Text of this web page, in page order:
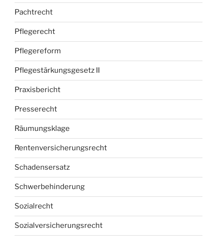
Pachtrecht
Pflegerecht
Pflegereform
Pflegestärkungsgesetz II
Praxisbericht
Presserecht
Räumungsklage
Rentenversicherungsrecht
Schadensersatz
Schwerbehinderung
Sozialrecht
Sozialversicherungsrecht